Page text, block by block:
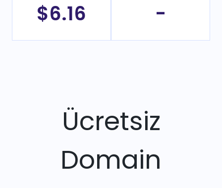
$6.16 -
Ücretsiz
Domain